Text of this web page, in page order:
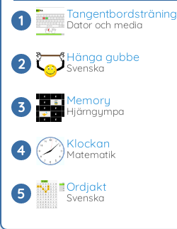
Tangentbordsträning
Dator och media
Hänga gubbe
Svenska
Memory
Hjärngympa
Klockan
Matematik
Ordjakt
Svenska